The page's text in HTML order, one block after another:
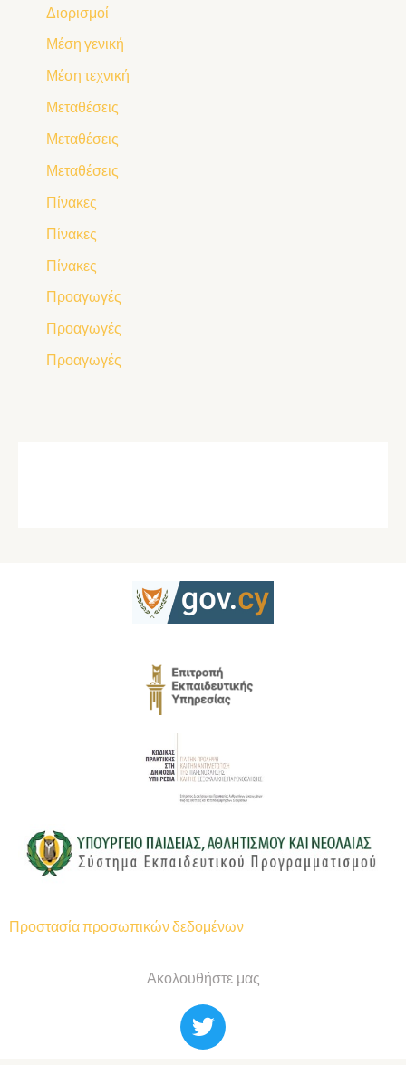
Διορισμοί
Μέση γενική
Μέση τεχνική
Μεταθέσεις
Μεταθέσεις
Μεταθέσεις
Πίνακες
Πίνακες
Πίνακες
Προαγωγές
Προαγωγές
Προαγωγές
Προστασία προσωπικών δεδομένων
Ακολουθήστε μας